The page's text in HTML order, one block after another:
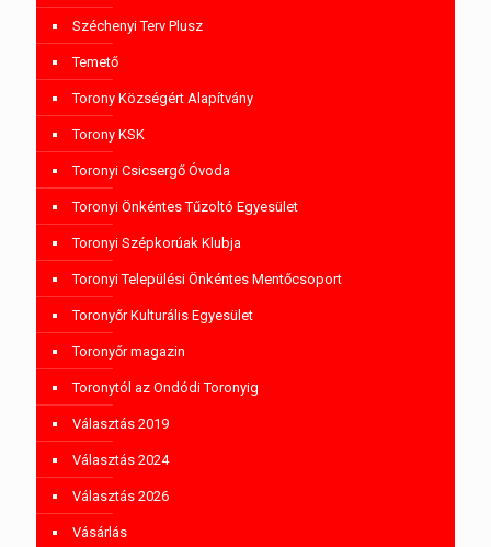
Széchenyi Terv Plusz
Temető
Torony Községért Alapítvány
Torony KSK
Toronyi Csicsergő Óvoda
Toronyi Önkéntes Tűzoltó Egyesület
Toronyi Szépkorúak Klubja
Toronyi Települési Önkéntes Mentőcsoport
Toronyőr Kulturális Egyesület
Toronyőr magazin
Toronytól az Ondódi Toronyig
Választás 2019
Választás 2024
Választás 2026
Vásárlás